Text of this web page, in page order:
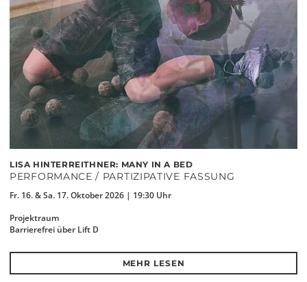
LISA HINTERREITHNER: MANY IN A BED
PERFORMANCE / PARTIZIPATIVE FASSUNG
Fr. 16. & Sa. 17. Oktober 2026 | 19:30 Uhr
Projektraum
Barrierefrei über Lift D
MEHR LESEN